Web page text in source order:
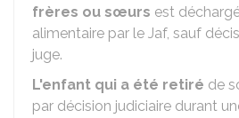
frères ou sœurs est
alimentaire par le Jaf, sauf
juge.
L'enfant qui a été retiré de
par décision judiciaire durant